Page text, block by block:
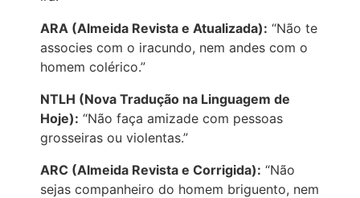
ARA (Almeida Revista e Atualizada): “Não te
associes com o iracundo, nem andes com o
homem colérico.”
NTLH (Nova Tradução na Linguagem de
Hoje): “Não faça amizade com pessoas
grosseiras ou violentas.”
ARC (Almeida Revista e Corrigida): “Não
sejas companheiro do homem briguento, nem